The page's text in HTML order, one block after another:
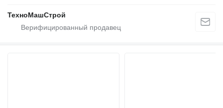
ТехноМашСтрой